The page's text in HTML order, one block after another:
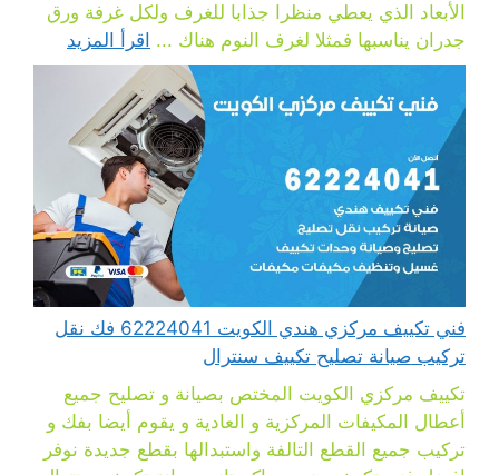
الأبعاد الذي يعطي منظرا جذابا للغرف ولكل غرفة ورق
جدران يناسبها فمثلا لغرف النوم هناك ... اقرأ المزيد
فني تكييف مركزي هندي الكويت 62224041 فك نقل
تركيب صيانة تصليح تكييف سنترال
تكييف مركزي الكويت المختص بصيانة و تصليح جميع
أعطال المكيفات المركزية و العادية و يقوم أيضا بفك و
تركيب جميع القطع التالفة واستبدالها بقطع جديدة نوفر